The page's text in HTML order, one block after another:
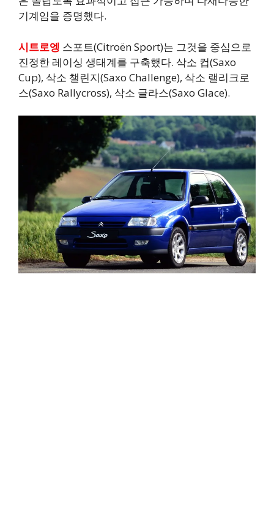
기계임을 증명했다.
시트로엥 스포트(Citroën Sport)는 그것을 중심으로
진정한 레이싱 생태계를 구축했다. 삭소 컵(Saxo
Cup), 삭소 챌린지(Saxo Challenge), 삭소 랠리크로
스(Saxo Rallycross), 삭소 글라스(Saxo Glace).